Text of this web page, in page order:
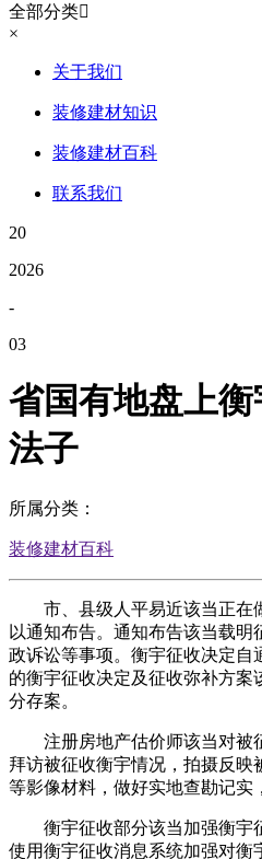
全部分类
×
关于我们
装修建材知识
装修建材百科
联系我们
20
2026
-
03
省国有地盘上
法子
所属分类：
装修建材百科
市、县级人平易近该当正在
以通知布告。通知布告该当载
政诉讼等事项。衡宇征收决定自
的衡宇征收决定及征收弥补方案
分存案。
注册房地产估价师该当对被
拜访被征收衡宇情况，拍摄反
等影像材料，做好实地查勘记实
衡宇征收部分该当加强衡宇
使用衡宇征收消息系统加强对衡